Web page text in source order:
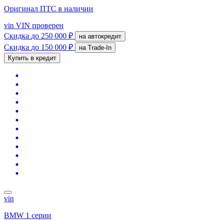
Оригинал ПТС в наличии
vin VIN проверен
Скидка до 250 000 ₽ на автокредит
Скидка до 150 000 ₽
на Trade-In
Купить в кредит
vin
BMW 1 серии